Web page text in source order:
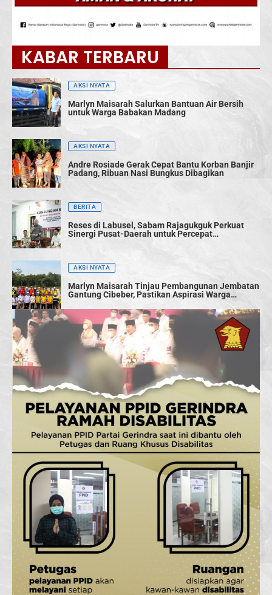
KABAR TERBARU
AKSI NYATA
Marlyn Maisarah Salurkan Bantuan Air Bersih
untuk Warga Babakan Madang
AKSI NYATA
Andre Rosiade Gerak Cepat Bantu Korban Banjir
Padang, Ribuan Nasi Bungkus Dibagikan
BERITA
Reses di Labusel, Sabam Rajagukguk Perkuat
Sinergi Pusat-Daerah untuk Percepat
AKSI NYATA
Marlyn Maisarah Tinjau Pembangunan Jembatan
Gantung Cibeber, Pastikan Aspirasi Warga